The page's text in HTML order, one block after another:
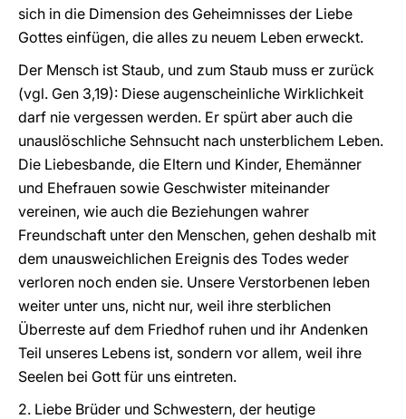
sich in die Dimension des Geheimnisses der Liebe
Gottes einfügen, die alles zu neuem Leben erweckt.
Der Mensch ist Staub, und zum Staub muss er zurück
(vgl. Gen 3,19): Diese augenscheinliche Wirklichkeit
darf nie vergessen werden. Er spürt aber auch die
unauslöschliche Sehnsucht nach unsterblichem Leben.
Die Liebesbande, die Eltern und Kinder, Ehemänner
und Ehefrauen sowie Geschwister miteinander
vereinen, wie auch die Beziehungen wahrer
Freundschaft unter den Menschen, gehen deshalb mit
dem unausweichlichen Ereignis des Todes weder
verloren noch enden sie. Unsere Verstorbenen leben
weiter unter uns, nicht nur, weil ihre sterblichen
Überreste auf dem Friedhof ruhen und ihr Andenken
Teil unseres Lebens ist, sondern vor allem, weil ihre
Seelen bei Gott für uns eintreten.
2. Liebe Brüder und Schwestern, der heutige